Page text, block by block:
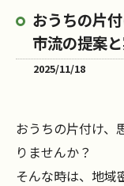
おうちの片
市流の提案
2025/11/18
おうちの片付け、
りませんか？
そんな時は、地域